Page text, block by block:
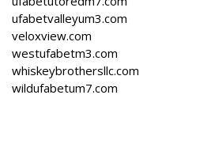
ufabetvalleyum3.com
veloxview.com
westufabetm3.com
whiskeybrothersllc.com
wildufabetum7.com